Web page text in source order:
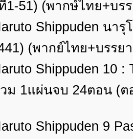
51) (พากษ์ไทย+บร
Shippuden นา
(พากย์ไทย+บรรย
Shippuden 10
วม 1แผ่นจบ 24ตอน (
Shippuden 9